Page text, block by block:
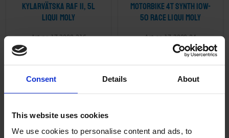
Consent Details About
This website uses cookies
We use cookies to personalise content and ads, to
Kylarvätska Raf 11, 5L
LIQUI MOLY
17-2000-216
Motorbike 4T Synth 10W-
50 Race LIQUI MOLY
17-2000-04
939KR
2-5 vardagar